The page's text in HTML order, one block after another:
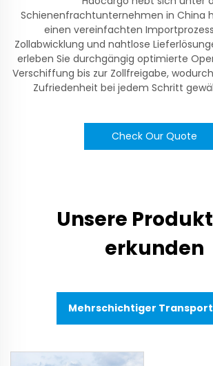
Schienenfrachtunternehmen in China
einen vereinfachten
Zollabwicklung und nahtlose
erleben Sie durchgängig optimierte
Verschiffung bis zur Zollfreigabe,
Zufriedenheit bei jedem Schritt
Check Our Quote
Unsere
erkunden
Mehrschichtiger Transport